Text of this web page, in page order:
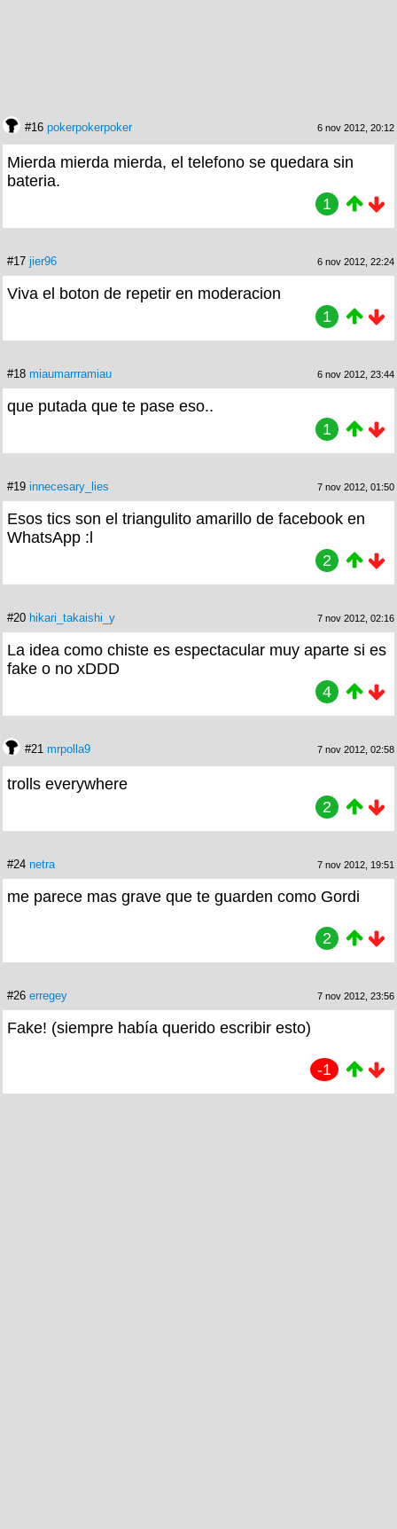
#16 pokerpokerpoker 6 nov 2012, 20:12
Mierda mierda mierda, el telefono se quedara sin
bateria.
1
#17 jier96 6 nov 2012, 22:24
Viva el boton de repetir en moderacion
1
#18 miaumarrramiau 6 nov 2012, 23:44
que putada que te pase eso..
1
#19 innecesary_lies 7 nov 2012, 01:50
Esos tics son el triangulito amarillo de facebook en
WhatsApp :l
2
#20 hikari_takaishi_y 7 nov 2012, 02:16
La idea como chiste es espectacular muy aparte si es
fake o no xDDD
4
#21 mrpolla9 7 nov 2012, 02:58
trolls everywhere
2
#24 netra 7 nov 2012, 19:51
me parece mas grave que te guarden como Gordi
2
#26 erregey 7 nov 2012, 23:56
Fake! (siempre había querido escribir esto)
-1